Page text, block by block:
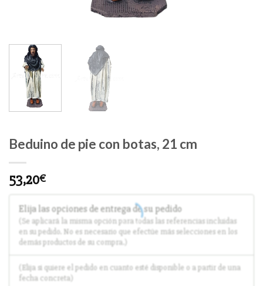
Beduino de pie con botas, 21 cm
53,20€
Elija las opciones de entrega de su pedido
(Se aplicará la misma opción para todas las referencias incluidas
en su pedido. No es necesario que efectúe más selecciones en los
demás productos de su compra.)
(Elija si quiere el pedido en cuanto esté disponible o a partir de una
fecha concreta)